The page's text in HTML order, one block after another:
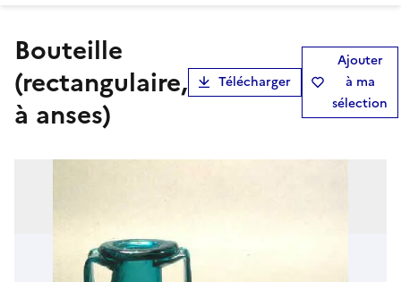
bouteille
(rectangulaire,
à anses)
Télécharger
Ajouter
à ma
sélection